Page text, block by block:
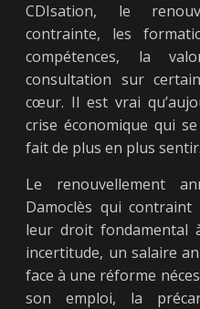
CDIsation, le
contrainte, les
compétences, la
consultation sur
cœur. Il est vrai
crise économique qui
fait de plus en plus sentir.
Le renouvellement
Damoclès qui
leur droit fondamental
incertitude, un salaire
face à une réforme
son emploi, la